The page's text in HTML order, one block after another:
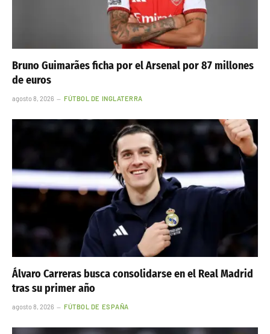
Bruno Guimarães ficha por el Arsenal por 87 millones
de euros
agosto 8, 2026 FÚTBOL DE INGLATERRA
Álvaro Carreras busca consolidarse en el Real Madrid
tras su primer año
agosto 8, 2026 FÚTBOL DE ESPAÑA